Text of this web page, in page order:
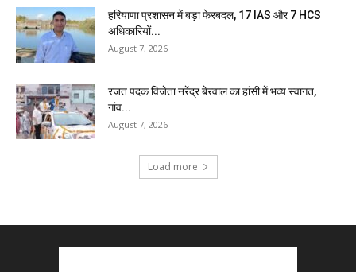
हरियाणा प्रशासन में बड़ा फेरबदल, 17 IAS और 7 HCS
अधिकारियों...
August 7, 2026
रजत पदक विजेता नरेंद्र बेरवाल का हांसी में भव्य स्वागत,
गांव...
August 7, 2026
Load more